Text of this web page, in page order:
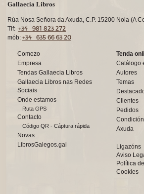
Gallaecia Libros
Rúa Nosa Señora da Axuda, C.P. 15200 Noia (A
Tlf: +34 981 823 272
mób: +34 635 66 63 20
Comezo
Empresa
Tendas Gallaecia Libros
Gallaecia Libros nas Redes
Sociais
Onde estamos
Ruta GPS
Contacto
Código QR - Cáptura rápida
Novas
LibrosGalegos.gal
Tenda
Catálogo
Autores
Temas
Clientes
Pedidos
Axuda
Ligazóns
Aviso
Política
Cookies